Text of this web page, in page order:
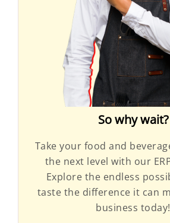
So why wait?
Take your food and
the next level with our
Explore the endless
taste the difference it can
business today!